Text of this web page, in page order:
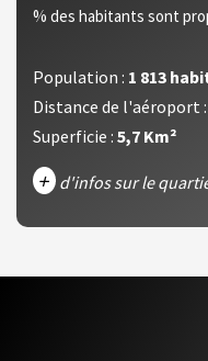
% des habitants sont
Population : 1 813
Distance de l'aéroport :
Superficie : 5,7 Km²
+ d'infos sur le